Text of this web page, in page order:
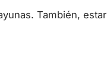
También, estar